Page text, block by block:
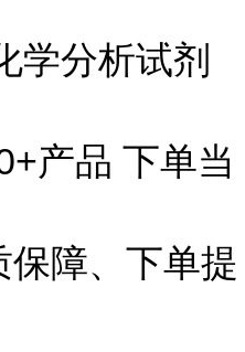
学分析试剂
产品 下单当
障、下单提